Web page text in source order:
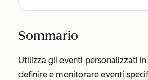
Sommario
Utilizza gli eventi personalizzati
definire e monitorare eventi